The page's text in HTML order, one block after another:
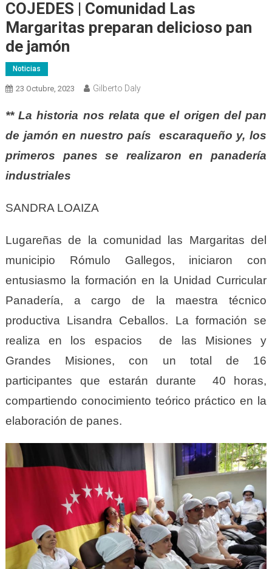
COJEDES | Comunidad Las
Margaritas preparan delicioso pan
de jamón
Noticias
23 Octubre, 2023 Gilberto Daly
** La historia nos relata que el origen del pan
de jamón en nuestro país escaraqueño y, los
primeros panes se realizaron en panadería
industriales
SANDRA LOAIZA
Lugareñas de la comunidad las Margaritas del
municipio Rómulo Gallegos, iniciaron con
entusiasmo la formación en la Unidad Curricular
Panadería, a cargo de la maestra técnico
productiva Lisandra Ceballos. La formación se
realiza en los espacios de las Misiones y
Grandes Misiones, con un total de 16
participantes que estarán durante 40 horas,
compartiendo conocimiento teórico práctico en la
elaboración de panes.